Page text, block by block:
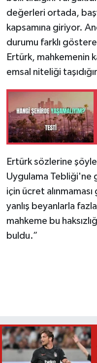
değerleri ortada,
kapsamına giriyor.
durumu farklı
Ertürk, mahkemenin
emsal niteliği
Ertürk sözlerine
Uygulama Tebliği'ne
için ücret
yanlış beyanlarla
mahkeme bu
buldu.”